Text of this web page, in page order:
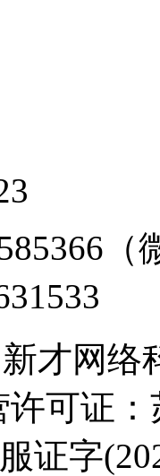
（
才网络
许可证
证字